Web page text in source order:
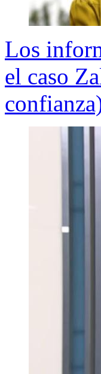
Los
el caso